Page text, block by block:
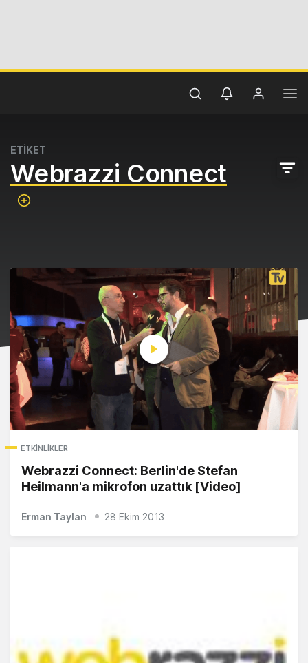
ETİKET
Webrazzi Connect
ETKINLIKLER
Webrazzi Connect: Berlin'de Stefan
Heilmann'a mikrofon uzattık [Video]
Erman Taylan 28 Ekim 2013